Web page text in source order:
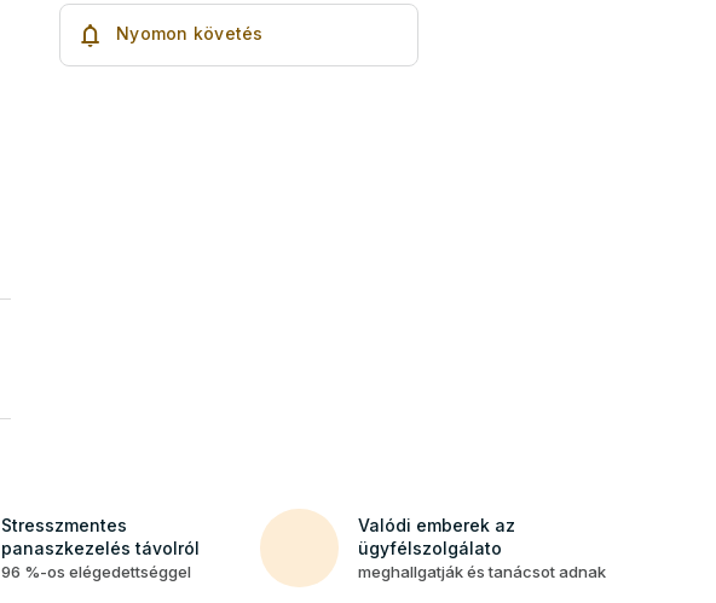
Nyomon követés
Stresszmentes
panaszkezelés távolról
96 %-os elégedettséggel
Valódi emberek az
ügyfélszolgálato
meghallgatják és tanácsot adnak